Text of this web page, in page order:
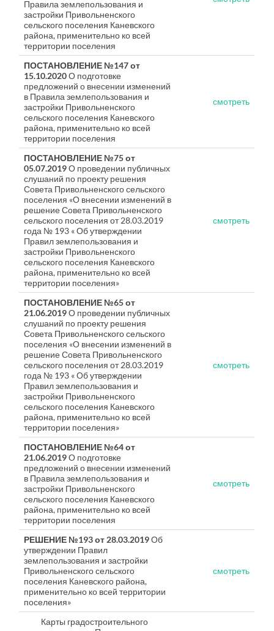
Правила землепользования и
застройки Привольненского
сельского поселения Каневского
района, применительно ко всей
территории поселения
ПОСТАНОВЛЕНИЕ №147 от
15.10.2020О подготовке
предложений о внесении изменений
в Правила землепользования и
застройки Привольненского
сельского поселения Каневского
района, применительно ко всей
территории поселения
смотреть
ПОСТАНОВЛЕНИЕ №75 от
05.07.2019О проведении публичных
слушаний по проекту решения
Совета Привольненского сельского
поселения «О внесении изменений в
решение Совета Привольненского
сельского поселения от 28.03.2019
года № 193 « Об утверждении
Правил землепользования и
застройки Привольненского
сельского поселения Каневского
района, применительно ко всей
территории поселения»
смотреть
ПОСТАНОВЛЕНИЕ №65 от
21.06.2019О проведении публичных
слушаний по проекту решения
Совета Привольненского сельского
поселения «О внесении изменений в
решение Совета Привольненского
сельского поселения от 28.03.2019
года № 193 « Об утверждении
Правил землепользования и
застройки Привольненского
сельского поселения Каневского
района, применительно ко всей
территории поселения»
смотреть
ПОСТАНОВЛЕНИЕ №64 от
21.06.2019О подготовке
предложений о внесении изменений
в Правила землепользования и
застройки Привольненского
сельского поселения Каневского
района, применительно ко всей
территории поселения
смотреть
РЕШЕНИЕ №193 от 28.03.2019Об
утверждении Правил
землепользования и застройки
Привольненского сельского
поселения Каневского района,
применительно ко всей территории
поселения»
смотреть
Карты градостроительного